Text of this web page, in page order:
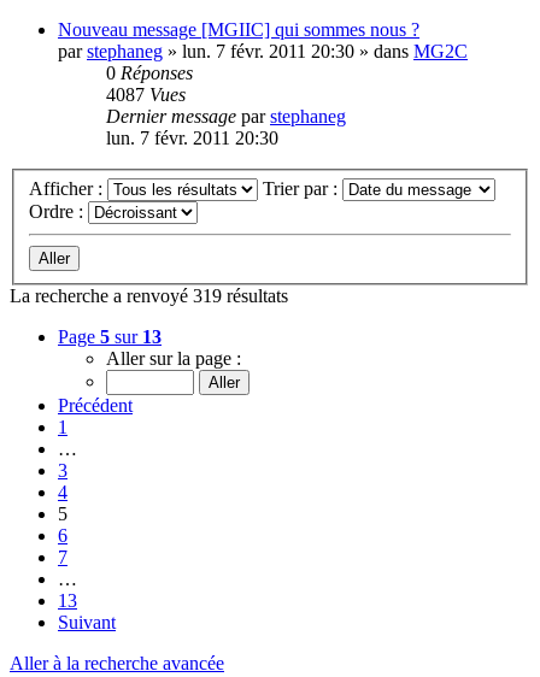
Nouveau message [MGIIC] qui sommes nous ?
parstephaneg » lun. 7 févr. 2011 20:30 » dans MG2C
0 Réponses
4087 Vues
Dernier message parstephaneg
lun. 7 févr. 2011 20:30
Afficher :
Trier par :
Ordre :
La recherche a renvoyé 319 résultats
Page 5 sur 13
Aller sur la page :
Précédent
1
…
3
4
5
6
7
…
13
Suivant
Aller à la recherche avancée